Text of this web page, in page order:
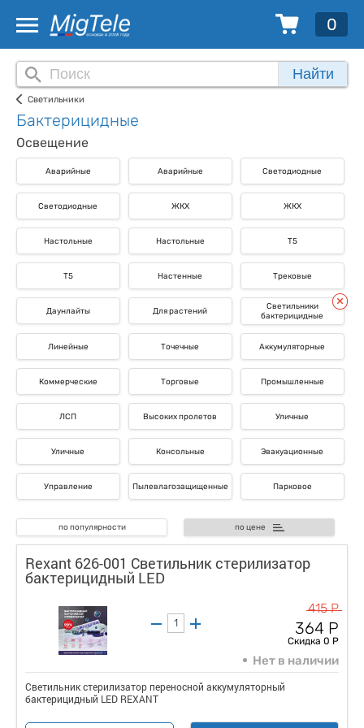
0
Найти
Светильники
Бактерицидные
Освещение
Аварийные Аварийные Светодиодные
Светодиодные ЖКХ ЖКХ
Настольные Настольные T5
T5 Настенные Трековые
Даунлайты Для растений
Светильники
бактерицидные
Линейные Точечные Аккумуляторные
Коммерческие Торговые Промышленные
ЛСП Высоких пролетов Уличные
Уличные Консольные Эвакуационные
Управление Пылевлагозащищенные Парковое
по популярности по цене
Rexant 626-001 Светильник стерилизатор
бактерицидный LED
415 Р
364 Р
Скидка 0 Р
Нет в наличии
Светильник стерилизатор переносной аккумуляторный
бактерицидный LED REXANT